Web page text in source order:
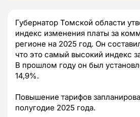
Губернатор Томской области
индекс изменения платы за
регионе на 2025 год. Он
что это самый высокий индекс
В прошлом году он был
14,9%.
Повышение тарифов
полугодие 2025 года.